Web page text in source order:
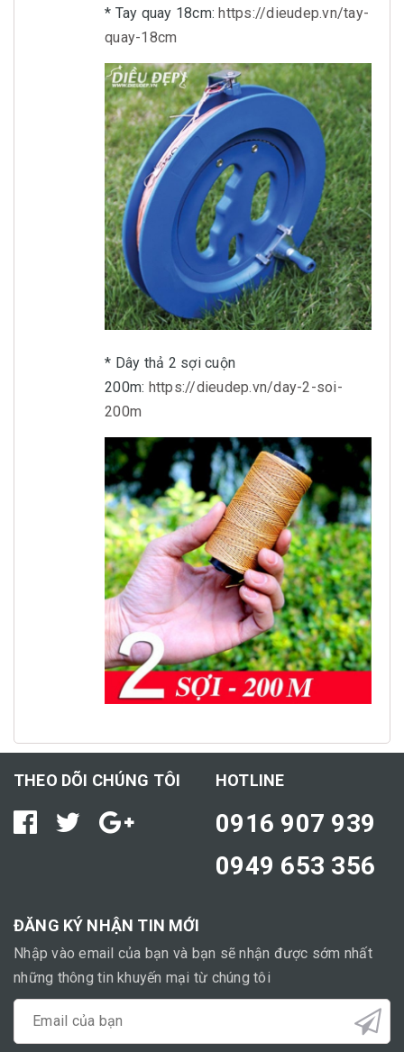
* Tay quay 18cm:https://dieudep.vn/tay-
quay-18cm
* Dây thả 2 sợi cuộn
200m: https://dieudep.vn/day-2-soi-
200m
THEO DÕI CHÚNG TÔI HOTLINE
0916 907 939
0949 653 356
ĐĂNG KÝ NHẬN TIN MỚI
Nhập vào email của bạn và bạn sẽ nhận được sớm nhất
những thông tin khuyến mại từ chúng tôi